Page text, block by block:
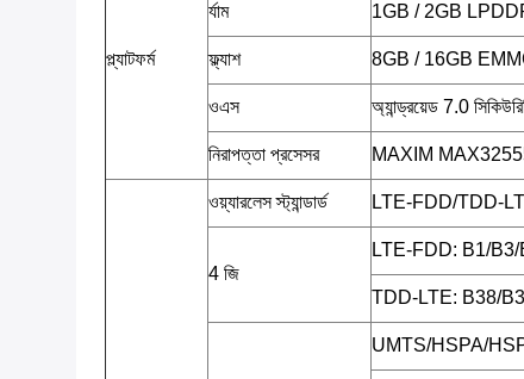
প্ল্যাটফর্ম
র্যাম 1GB / 2GB
ফ্ল্যাশ 8GB / 16GB
ওএস অ্যান্ড্রয়েড 7.0
নিরাপত্তা প্রসেসর MAXIM
ওয়্যারলেস স্ট্যান্ডার্ড LTE-FDD/TDD-
4 জি
LTE-FDD: B1/
TDD-LTE: B38/
UMTS/HSPA/